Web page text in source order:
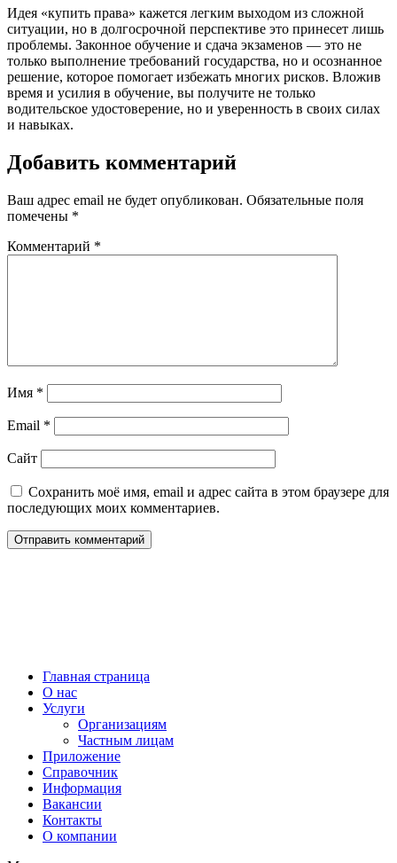
Идея «купить права» кажется легким выходом из сложной
ситуации, но в долгосрочной перспективе это принесет лишь
проблемы. Законное обучение и сдача экзаменов — это не
только выполнение требований государства, но и осознанное
решение, которое помогает избежать многих рисков. Вложив
время и усилия в обучение, вы получите не только
водительское удостоверение, но и уверенность в своих силах
и навыках.
Добавить комментарий
Ваш адрес email не будет опубликован. Обязательные поля
помечены *
Комментарий *
Имя *
Email *
Сайт
Сохранить моё имя, email и адрес сайта в этом браузере для
последующих моих комментариев.
Главная страница
О нас
Услуги
Организациям
Частным лицам
Приложение
Справочник
Информация
Вакансии
Контакты
О компании